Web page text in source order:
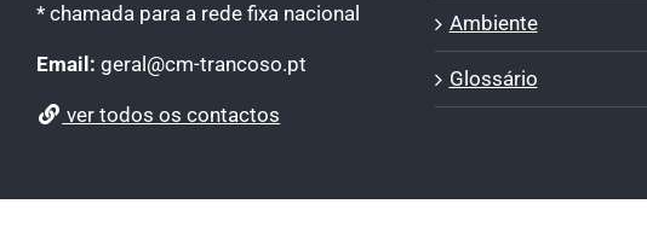
* chamada para a rede fixa nacional
Email: geral@cm-trancoso.pt
ver todos os contactos
Ambiente
Glossário